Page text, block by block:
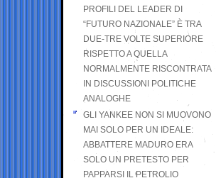
PROFILI DEL LEADER DI
“FUTURO NAZIONALE” È TRA
DUE-TRE VOLTE SUPERIORE
RISPETTO A QUELLA
NORMALMENTE RISCONTRATA
IN DISCUSSIONI POLITICHE
ANALOGHE
GLI YANKEE NON SI MUOVONO
MAI SOLO PER UN IDEALE:
ABBATTERE MADURO ERA
SOLO UN PRETESTO PER
PAPPARSI IL PETROLIO